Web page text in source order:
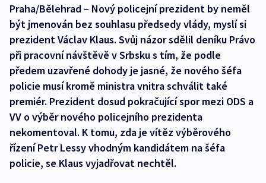
Praha/Bělehrad – Nový policejní prezident by neměl
být jmenován bez souhlasu předsedy vlády, myslí si
prezident Václav Klaus. Svůj názor sdělil deníku Právo
při pracovní návštěvě v Srbsku s tím, že podle
předem uzavřené dohody je jasné, že nového šéfa
policie musí kromě ministra vnitra schválit také
premiér. Prezident dosud pokračující spor mezi ODS a
VV o výběr nového policejního prezidenta
nekomentoval. K tomu, zda je vítěz výběrového
řízení Petr Lessy vhodným kandidátem na šéfa
policie, se Klaus vyjadřovat nechtěl.